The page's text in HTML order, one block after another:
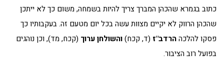
כתוב בגמרא שהכהן המברך צריך להיות בשמחה, משום כך לא ייתכן
שהכהן הרווק לא יקיים מצוות עשה בכל יום מטעם זה. בעקבותיו כך
פסקו להלכההרדב"ז (ד, קכח)והשולחן ערוך (קכח, מד), וכן נוהגים
בפועל רוב הציבור.